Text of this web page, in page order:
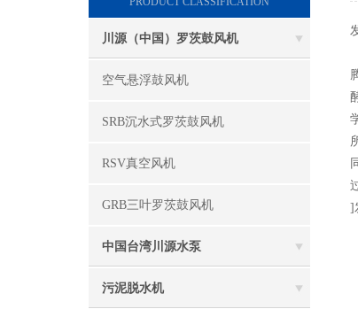
川源（中国）罗茨鼓风机
空气悬浮鼓风机
SRB沉水式罗茨鼓风机
RSV真空风机
GRB三叶罗茨鼓风机
中国台湾川源水泵
污泥脱水机
]